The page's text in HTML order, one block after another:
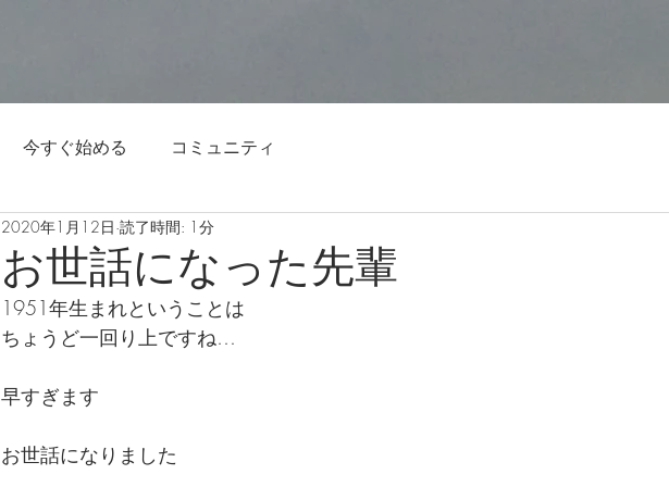
今すぐ始める コミュニティ
お世話になった先輩
2020年1月12日 読了時間: 1分
1951年生まれということは
ちょうど一回り上ですね…
早すぎます
お世話になりました